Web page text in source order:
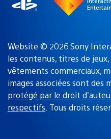
Website © 2026 Sony
les contenus, titres de
vêtements commerciaux,
images associées sont des
protégé par le droit
respectifs. Tous droits